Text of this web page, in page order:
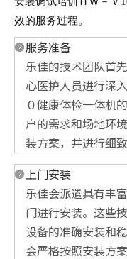
效的服务过程。
服务准备
乐佳的技术团队首
心医护人员进行深
０健康体检一体机
户的需求和场地环
装方案，并进行细
上门安装
乐佳会派遣具有丰
门进行安装。这些
设备的准确安装和
会严格按照安装方